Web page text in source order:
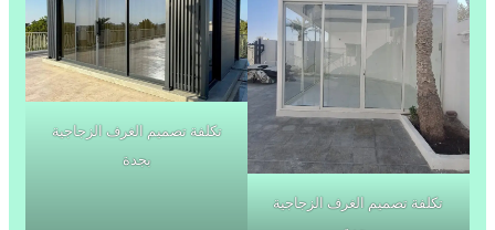
تكلفة تصميم الغرف الزجاجية
تكلفة تصميم الغرف الزجاجية
بجدة